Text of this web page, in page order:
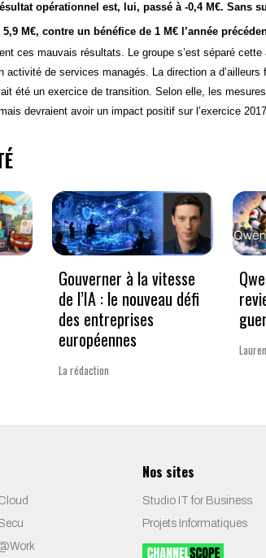
opérationnel est, lui, passé à -0,4 M€. Sans
M€, contre un bénéfice de 1 M€ l’année
ces mauvais résultats. Le groupe s’est séparé
activité de services managés. La direction a
été un exercice de transition. Selon elle, les
devraient avoir un impact positif sur l’exercice
Gouverner à la vitesse
de l’IA : le nouveau défi
des entreprises
européennes
La rédaction
Nos sites
Studio IT for Business
Projets Informatiques